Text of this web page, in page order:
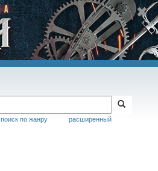
расширенный
поиск по жанру